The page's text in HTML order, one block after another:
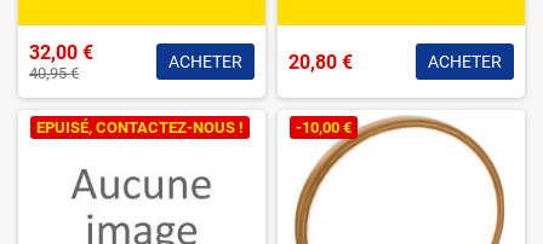
32,00 €
40,95 €
ACHETER 20,80 € ACHETER
EPUISÉ, CONTACTEZ-NOUS ! -10,00 €